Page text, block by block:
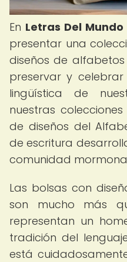
En Letras Del Mundo
presentar una
diseños de
preservar y
lingüística de
nuestras
de diseños del
de escritura
comunidad mormona
Las bolsas con
son mucho más
representan un
tradición del
está